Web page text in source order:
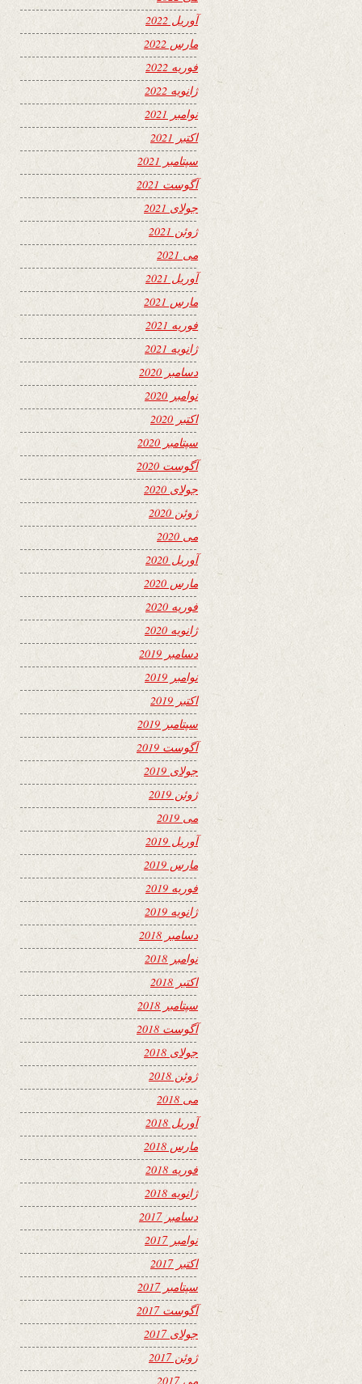
آوریل 2022
مارس 2022
فوریه 2022
ژانویه 2022
نوامبر 2021
اکتبر 2021
سپتامبر 2021
آگوست 2021
جولای 2021
ژوئن 2021
می 2021
آوریل 2021
مارس 2021
فوریه 2021
ژانویه 2021
دسامبر 2020
نوامبر 2020
اکتبر 2020
سپتامبر 2020
آگوست 2020
جولای 2020
ژوئن 2020
می 2020
آوریل 2020
مارس 2020
فوریه 2020
ژانویه 2020
دسامبر 2019
نوامبر 2019
اکتبر 2019
سپتامبر 2019
آگوست 2019
جولای 2019
ژوئن 2019
می 2019
آوریل 2019
مارس 2019
فوریه 2019
ژانویه 2019
دسامبر 2018
نوامبر 2018
اکتبر 2018
سپتامبر 2018
آگوست 2018
جولای 2018
ژوئن 2018
می 2018
آوریل 2018
مارس 2018
فوریه 2018
ژانویه 2018
دسامبر 2017
نوامبر 2017
اکتبر 2017
سپتامبر 2017
آگوست 2017
جولای 2017
ژوئن 2017
می 2017